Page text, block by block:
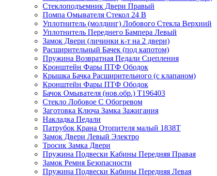
Стеклоподъемник Двери Правый
Помпа Омывателя Стекол 24 В
Уплотнитель (молдинг) Лобового Стекла Верхний
Уплотнитель Переднего Бампера Левый
Замок Двери (личинки к-т на 2 двери)
Расширительный Бачек (под капотом)
Пружина Возвратная Педали Сцепления
Кронштейн Фары ПТФ Ободок
Крышка Бачка Расширительного (с клапаном)
Кронштейн Фары ПТФ Ободок
Бачок Омывателя (нов.обр.) T196403
Стекло Лобовое С Обогревом
Заготовка Ключа Замка Зажигания
Накладка Педали
Патрубок Крана Отопителя малый 1838Т
Замок Двери Левый Электро
Тросик Замка Двери
Пружина Подвески Кабины Передняя Правая
Замок Ремня Безопасности
Пружина Подвески Кабины Передняя Левая